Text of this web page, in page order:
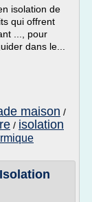
isolation de
qui offrent
..., pour
dans le...
maison /
/ isolation